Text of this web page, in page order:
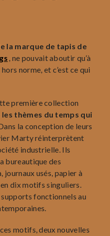
la marque de tapis de
, ne pouvait aboutir qu’à
norme, et c’est ce qui
première collection
thèmes du temps qui
la conception de leurs
Marty réinterprètent
industrielle. Ils
bureautique des
journaux usés, papier à
dix motifs singuliers.
fonctionnels au
motifs, deux nouvelles